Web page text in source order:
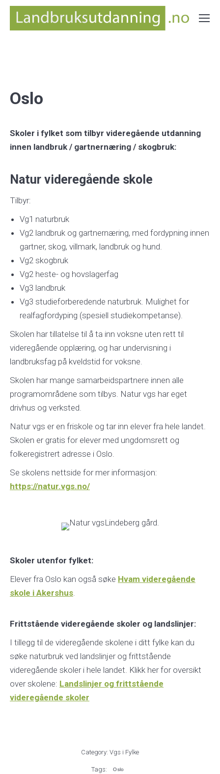
Oslo
Skoler i fylket som tilbyr videregående utdanning
innen landbruk / gartnernæring / skogbruk:
Natur videregående skole
Tilbyr:
Vg1 naturbruk
Vg2 landbruk og gartnernæring, med fordypning innen
gartner, skog, villmark, landbruk og hund.
Vg2 skogbruk
Vg2 heste- og hovslagerfag
Vg3 landbruk
Vg3 studieforberedende naturbruk. Mulighet for
realfagfordyping (spesiell studiekompetanse).
Skolen har tillatelse til å ta inn voksne uten rett til
videregående opplæring, og har undervisning i
landbruksfag på kveldstid for voksne.
Skolen har mange samarbeidspartnere innen alle
programområdene som tilbys. Natur vgs har eget
drivhus og verksted.
Natur vgs er en friskole og tar inn elever fra hele landet.
Skolen er gratis for elever med ungdomsrett og
folkeregistrert adresse i Oslo.
Se skolens nettside for mer informasjon:
https://natur.vgs.no/
Skoler utenfor fylket:
Elever fra Oslo kan også søke Hvam videregående
skole i Akershus.
Frittstående videregående skoler og landslinjer:
I tillegg til de videregående skolene i ditt fylke kan du
søke naturbruk ved landslinjer og frittstående
videregående skoler i hele landet. Klikk her for oversikt
over skolene: Landslinjer og frittstående
videregående skoler
Category: Vgs i Fylke
Tags: Oslo